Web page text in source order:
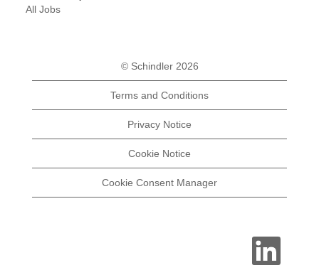
All Jobs
© Schindler 2026
Terms and Conditions
Privacy Notice
Cookie Notice
Cookie Consent Manager
O